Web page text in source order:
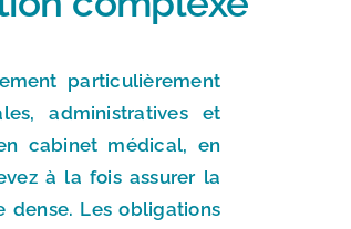
particulièrement
administratives et
cabinet médical, en
à la fois assurer la
dense. Les obligations